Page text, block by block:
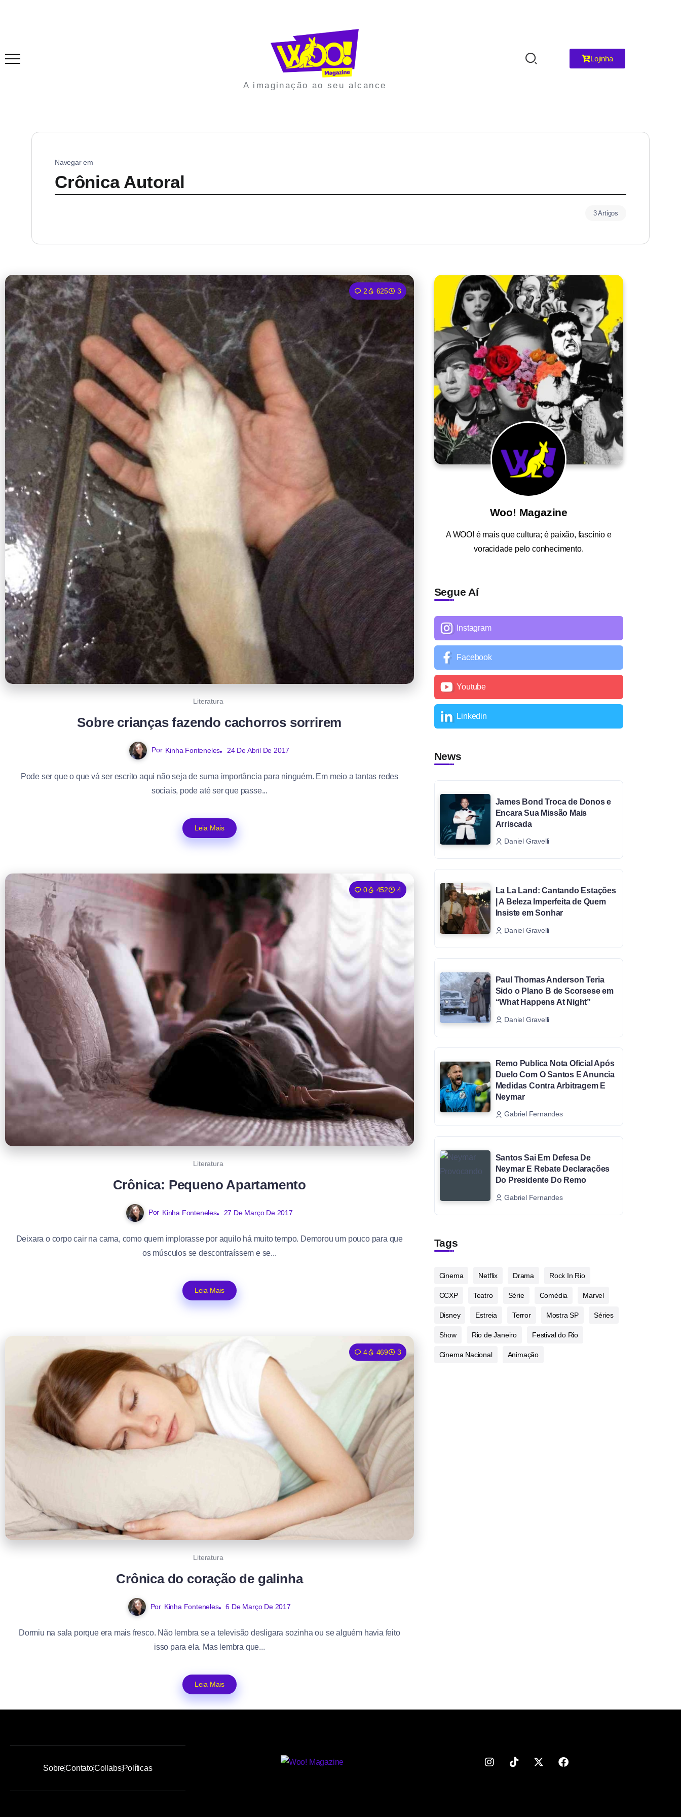
A imaginação ao seu alcance
Lojinha
Navegar em
Crônica Autoral
3 Artigos
2 625 3
Literatura
Sobre crianças fazendo cachorros sorrirem
Por Kinha Fonteneles 24 De Abril De 2017
Pode ser que o que vá ser escrito aqui não seja de suma importância para ninguém. Em meio a tantas redes
sociais, pode até ser que passe...
Leia Mais
0 452 4
Literatura
Crônica: Pequeno Apartamento
Por Kinha Fonteneles 27 De Março De 2017
Deixara o corpo cair na cama, como quem implorasse por aquilo há muito tempo. Demorou um pouco para que
os músculos se descontraíssem e se...
Leia Mais
4 469 3
Literatura
Crônica do coração de galinha
Por Kinha Fonteneles 6 De Março De 2017
Dormiu na sala porque era mais fresco. Não lembra se a televisão desligara sozinha ou se alguém havia feito
isso para ela. Mas lembra que...
Leia Mais
Woo! Magazine
AWOO! é mais que cultura; é paixão, fascínio e
voracidade pelo conhecimento.
Segue Aí
Instagram
Facebook
Youtube
Linkedin
News
James Bond Troca de Donos e
Encara Sua Missão Mais
Arriscada
Daniel Gravelli
La La Land: Cantando Estações
| A Beleza Imperfeita de Quem
Insiste em Sonhar
Daniel Gravelli
Paul Thomas Anderson Teria
Sido o Plano B de Scorsese em
“What Happens At Night”
Daniel Gravelli
Remo Publica Nota Oficial Após
Duelo Com O Santos E Anuncia
Medidas Contra Arbitragem E
Neymar
Gabriel Fernandes
Santos Sai Em Defesa De
Neymar E Rebate Declarações
Do Presidente Do Remo
Gabriel Fernandes
Tags
Cinema Netflix Drama Rock In Rio
CCXP Teatro Série Comédia Marvel
Disney Estreia Terror Mostra SP Séries
Show Rio de Janeiro Festival do Rio
Cinema Nacional Animação
SobreContatoCollabsPolíticas